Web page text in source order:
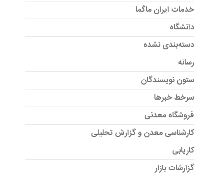
خدمات ایران ماگما
دانشگاه
دسته‌بندی نشده
رسانه
ستون نویسندگان
سرخط خبرها
فروشگاه معدنی
کارشناسی معدن و گزارش تحلیلی
کاریابی
گزارشات بازار